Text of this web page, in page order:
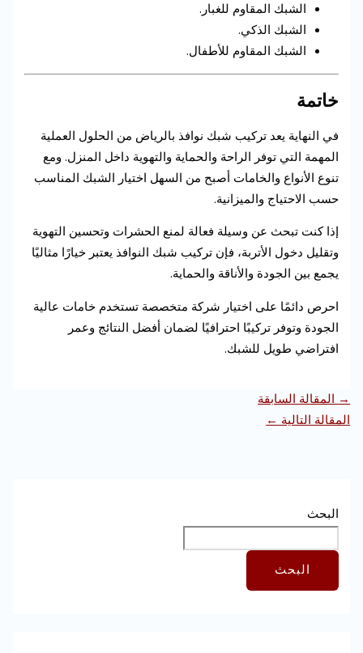
الشبك المقاوم للغبار.
الشبك الذكي.
الشبك المقاوم للأطفال.
خاتمة
في النهاية يعد تركيب شبك نوافذ بالرياض من الحلول العملية
المهمة التي توفر الراحة والحماية والتهوية داخل المنزل. ومع
تنوع الأنواع والخامات أصبح من السهل اختيار الشبك المناسب
حسب الاحتياج والميزانية.
إذا كنت تبحث عن وسيلة فعالة لمنع الحشرات وتحسين التهوية
وتقليل دخول الأتربة، فإن تركيب شبك النوافذ يعتبر خيارًا مثاليًا
يجمع بين الجودة والأناقة والحماية.
احرص دائمًا على اختيار شركة متخصصة تستخدم خامات عالية
الجودة وتوفر تركيبًا احترافيًا لضمان أفضل النتائج وعمر
افتراضي طويل للشبك.
→ المقالة السابقة
المقالة التالية ←
البحث
البحث